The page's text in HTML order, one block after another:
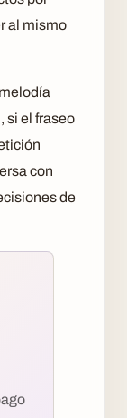
al mismo
si el fraseo
con
de